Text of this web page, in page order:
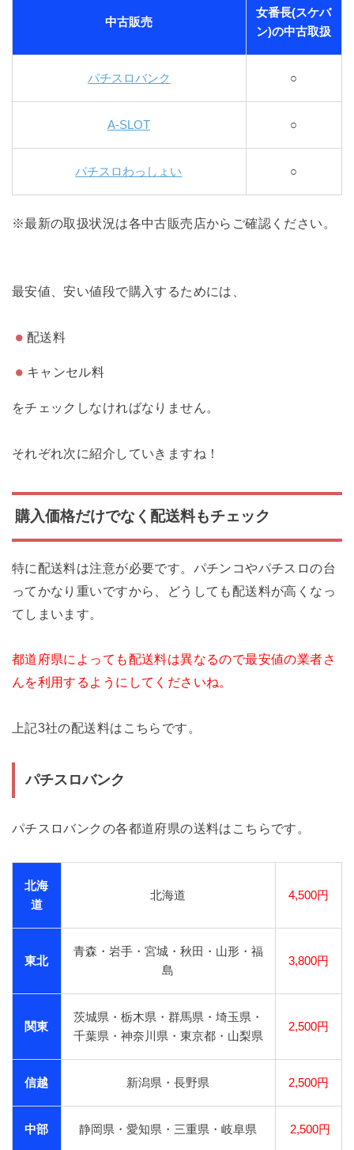
中古販売
女番長(スケバ
ン)の中古取扱
パチスロバンク ○
A-SLOT ○
パチスロわっしょい ○
※最新の取扱状況は各中古販売店からご確認ください。
最安値、安い値段で購入するためには、
配送料
キャンセル料
をチェックしなければなりません。
それぞれ次に紹介していきますね！
購入価格だけでなく配送料もチェック
特に配送料は注意が必要です。パチンコやパチスロの台
ってかなり重いですから、どうしても配送料が高くなっ
てしまいます。
都道府県によっても配送料は異なるので最安値の業者さ
んを利用するようにしてくださいね。
上記3社の配送料はこちらです。
パチスロバンク
パチスロバンクの各都道府県の送料はこちらです。
北海
道
北海道 4,500円
東北
青森・岩手・宮城・秋田・山形・福
島
3,800円
関東
茨城県・栃木県・群馬県・埼玉県・
千葉県・神奈川県・東京都・山梨県
2,500円
信越 新潟県・長野県 2,500円
中部 静岡県・愛知県・三重県・岐阜県 2,500円